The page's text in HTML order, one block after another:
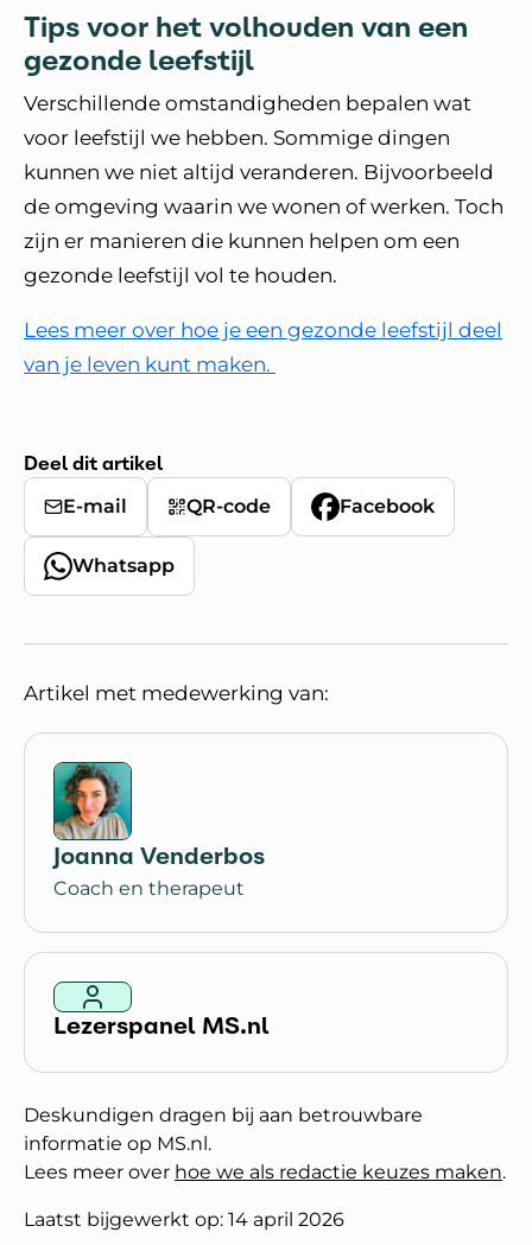
Tips voor het volhouden van een
gezonde leefstijl
Verschillende omstandigheden bepalen wat
voor leefstijl we hebben. Sommige dingen
kunnen we niet altijd veranderen. Bijvoorbeeld
de omgeving waarin we wonen of werken. Toch
zijn er manieren die kunnen helpen om een
gezonde leefstijl vol te houden.
Lees meer over hoe je een gezonde leefstijl deel
van je leven kunt maken.
Deel dit artikel
E-mail QR-code Facebook
Whatsapp
Artikel met medewerking van:
Joanna Venderbos
Coach en therapeut
Lezerspanel MS.nl
Deskundigen dragen bij aan betrouwbare
informatie op MS.nl.
Lees meer over hoe we als redactie keuzes maken.
Laatst bijgewerkt op: 14 april 2026